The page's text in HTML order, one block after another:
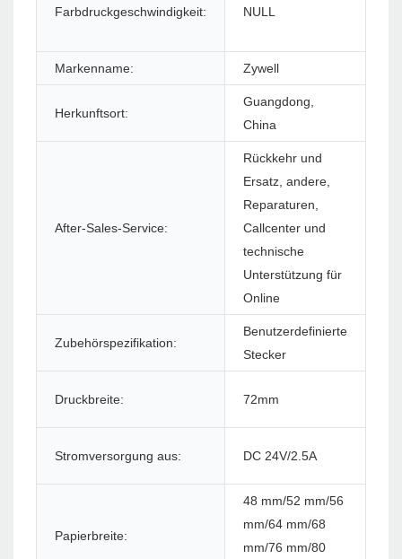
Farbdruckgeschwindigkeit: NULL
Markenname: Zywell
Herkunftsort:
Guangdong,
China
After-Sales-Service:
Rückkehr und
Ersatz, andere,
Reparaturen,
Callcenter und
technische
Unterstützung für
Online
Zubehörspezifikation:
Benutzerdefinierte
Stecker
Druckbreite: 72mm
Stromversorgung aus: DC 24V/2.5A
Papierbreite:
48 mm/52 mm/56
mm/64 mm/68
mm/76 mm/80